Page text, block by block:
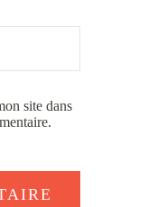
site dans